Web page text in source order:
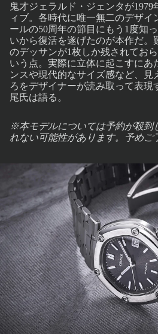
鬼才ジェラルド・ジェンタが
ィブ。各時代に唯一無二のデザイ
ールの50周年の節目にもう1度知
いから復活を遂げたのが本作だ。
のデッサンが1枚しか残されてお
いう点。実際に立体に起こすにあ
ンスや現代的なサイズ感など、見
ろをデザイナーが読み取って表現
尾氏は語る。
※本モデルについては予約が殺到
れない可能性があります。予めご